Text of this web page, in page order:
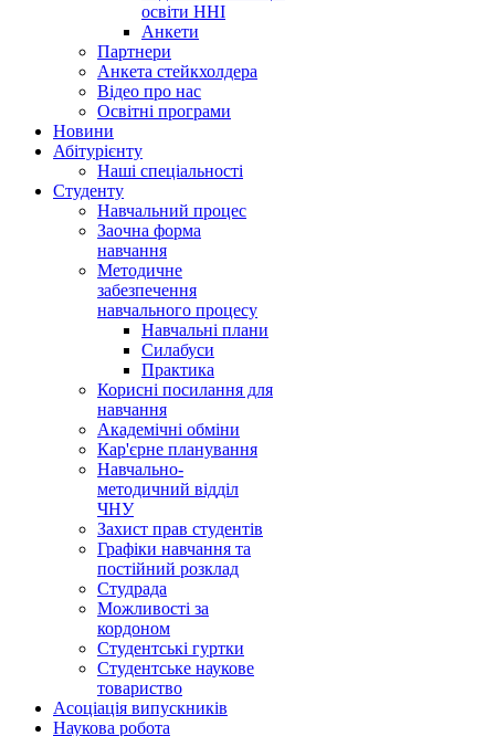
освіти ННІ
Анкети
Партнери
Анкета стейкхолдера
Відео про нас
Освітні програми
Hовини
Абітурієнту
Наші спеціальності
Студенту
Навчальний процес
Заочна форма
навчання
Методичне
забезпечення
навчального процесу
Навчальні плани
Силабуси
Практика
Корисні посилання для
навчання
Академічні обміни
Кар'єрне планування
Навчально-
методичний відділ
ЧНУ
Захист прав студентів
Графіки навчання та
постійний розклад
Студрада
Можливості за
кордоном
Студентські гуртки
Студентське наукове
товариство
Асоціація випускників
Наукова робота